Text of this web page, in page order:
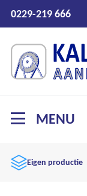
0229-219 666
MENU
Eigen productie